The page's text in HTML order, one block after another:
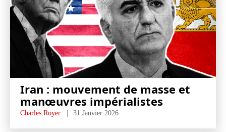
Iran : mouvement de masse et
manœuvres impérialistes
Charles Royer 31 Janvier 2026